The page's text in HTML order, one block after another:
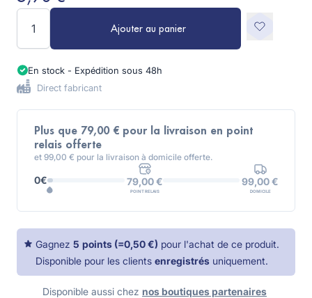
Ajouter au panier
En stock - Expédition sous 48h
Direct fabricant
Plus que 79,00 € pour la livraison en point
relais offerte
et 99,00 € pour la livraison à domicile offerte.
0€ 79,00 €
POINT RELAIS
99,00 €
DOMICILE
Gagnez 5 points (=0,50 €) pour l'achat de ce produit.
Disponible pour les clients enregistrés uniquement.
Disponible aussi chez nos boutiques partenaires